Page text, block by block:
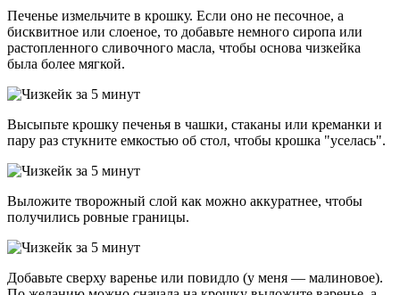
Печенье измельчите в крошку. Если оно не песочное, а
бисквитное или слоеное, то добавьте немного сиропа или
растопленного сливочного масла, чтобы основа чизкейка
была более мягкой.
Высыпьте крошку печенья в чашки, стаканы или креманки и
пару раз стукните емкостью об стол, чтобы крошка "уселась".
Выложите творожный слой как можно аккуратнее, чтобы
получились ровные границы.
Добавьте сверху варенье или повидло (у меня — малиновое).